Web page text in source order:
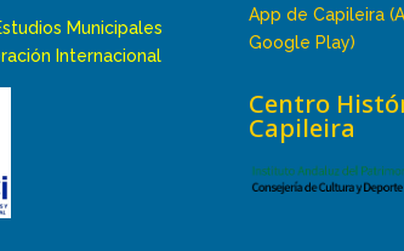
Municipales
Internacional
App de Capileira
Google Play)
Centro
Capileira